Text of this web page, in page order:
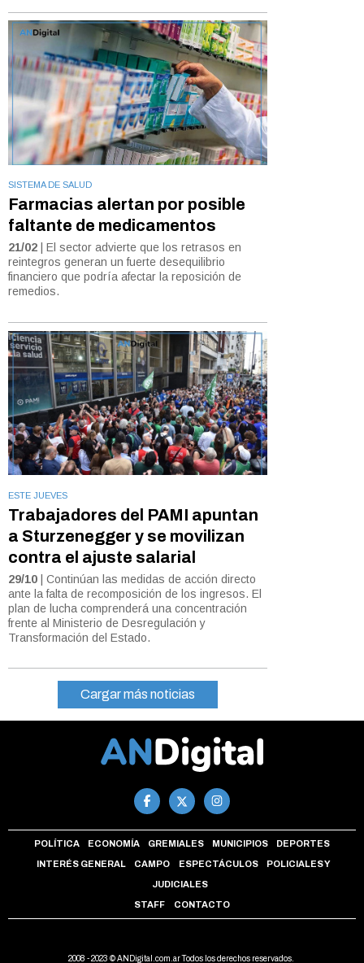
SISTEMA DE SALUD
Farmacias alertan por posible
faltante de medicamentos
21/02 | El sector advierte que los retrasos en
reintegros generan un fuerte desequilibrio
financiero que podría afectar la reposición de
remedios.
ESTE JUEVES
Trabajadores del PAMI apuntan
a Sturzenegger y se movilizan
contra el ajuste salarial
29/10 | Continúan las medidas de acción directo
ante la falta de recomposición de los ingresos. El
plan de lucha comprenderá una concentración
frente al Ministerio de Desregulación y
Transformación del Estado.
Cargar más noticias
POLÍTICA ECONOMÍA GREMIALES MUNICIPIOS DEPORTES
INTERÉS GENERAL CAMPO ESPECTÁCULOS POLICIALES Y
JUDICIALES
STAFF CONTACTO
2008 - 2023 © ANDigital.com.ar Todos los derechos reservados.